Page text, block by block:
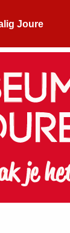
Joure